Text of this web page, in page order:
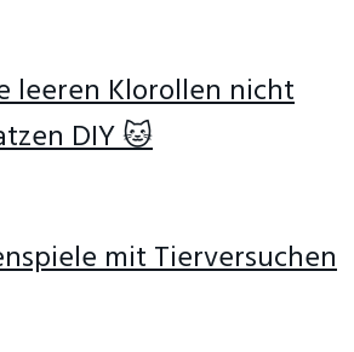
leeren Klorollen nicht
DIY 🐱
mit Tierversuchen